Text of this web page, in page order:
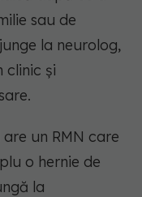
sau de
la neurolog,
clinic și
un RMN care
o hernie de
la